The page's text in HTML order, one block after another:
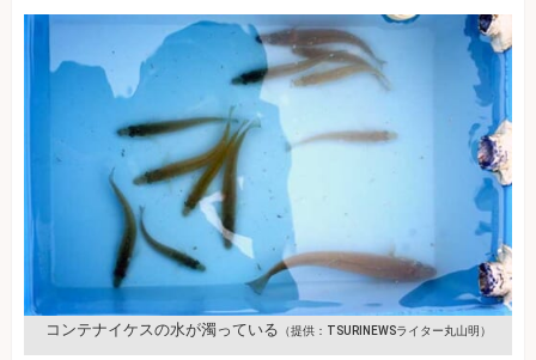
コンテナイケスの水が濁っている （提供：TSURINEWSライター丸山明）